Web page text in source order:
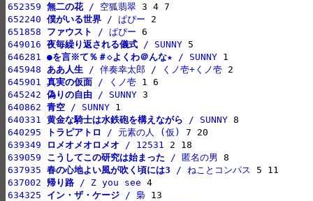
652359 無二の花 / 空狐翡翠
652240 僕がいる世界 / ぱぴー
651858 ファウスト / ぱぴー
649016 夜毎繰り返される儀式 / SUNNY
646281 ●を言※て％＃◇よくわ＠んな★ / SUNNY
645948 ああ人生 / 伴奏幸太郎 / くノ壱+くノ壱
645901 真実の仮面 / くノ壱
645242 偽りの自由 / SUNNY
640862 青空 / SUNNY
640331 黄金な騎士は水鉄砲を構えながら / SUNNY
640295
トラピアトロ / 元素の人 (仮)
639349
ロメオメオロメオ / 12531
639059 こうしてこの研究は始まった / 匿名の男
637935 春の心地よい風が吹く頃には3 / ねことコンパス
637002 帰り路 / Z you see
634325 イン・ザ・ケージ / 梟